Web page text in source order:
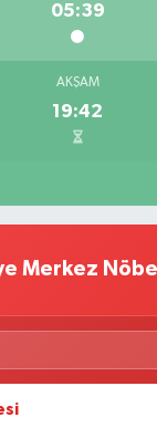
05:39
AKŞAM
19:42
Merkez